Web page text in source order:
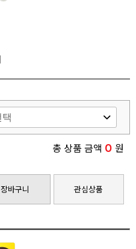
총 상품 금액 0 원
장바구니 관심상품